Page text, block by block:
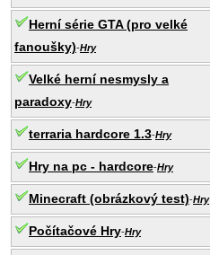
Herní série GTA (pro velké
fanoušky)-Hry
Velké herní nesmysly a
paradoxy-Hry
terraria hardcore 1.3-Hry
Hry na pc - hardcore-Hry
Minecraft (obrázkový test)-Hry
Počítačové Hry-Hry